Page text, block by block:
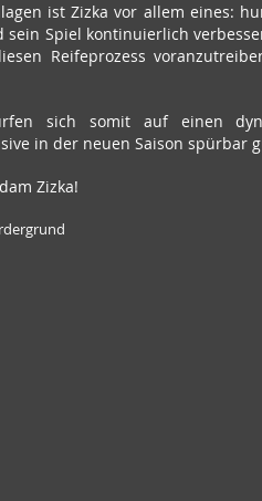
ist Zizka vor allem eines:
Spiel kontinuierlich
Reifeprozess
sich somit auf einen
in der neuen Saison spürbar
Zizka!